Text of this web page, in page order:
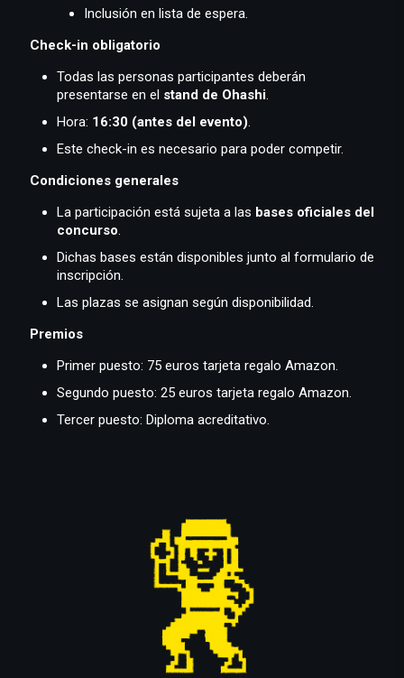
Inclusión en lista de espera.
Check-in obligatorio
Todas las personas participantes deberán
presentarse en el stand de Ohashi.
Hora: 16:30 (antes del evento).
Este check-in es necesario para poder competir.
Condiciones generales
La participación está sujeta a las bases oficiales del
concurso.
Dichas bases están disponibles junto al formulario de
inscripción.
Las plazas se asignan según disponibilidad.
Premios
Primer puesto: 75 euros tarjeta regalo Amazon.
Segundo puesto: 25 euros tarjeta regalo Amazon.
Tercer puesto: Diploma acreditativo.